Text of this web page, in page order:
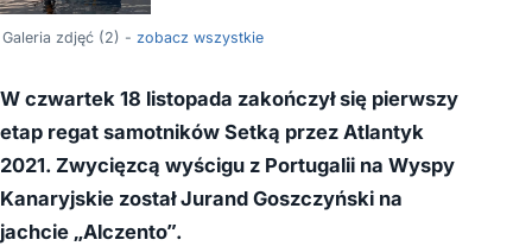
Galeria zdjęć (2) - zobacz wszystkie
W czwartek 18 listopada zakończył się pierwszy
etap regat samotników Setką przez Atlantyk
2021. Zwycięzcą wyścigu z Portugalii na Wyspy
Kanaryjskie został Jurand Goszczyński na
jachcie „Alczento”.